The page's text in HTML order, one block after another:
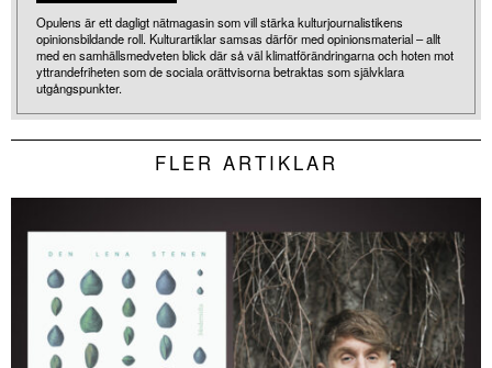
Opulens är ett dagligt nätmagasin som vill stärka kulturjournalistikens
opinionsbildande roll. Kulturartiklar samsas därför med opinionsmaterial – allt
med en samhällsmedveten blick där så väl klimatförändringarna och hoten mot
yttrandefriheten som de sociala orättvisorna betraktas som självklara
utgångspunkter.
FLER ARTIKLAR